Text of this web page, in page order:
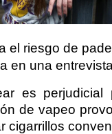
el riesgo de
en una
es
de vapeo
cigarrillos